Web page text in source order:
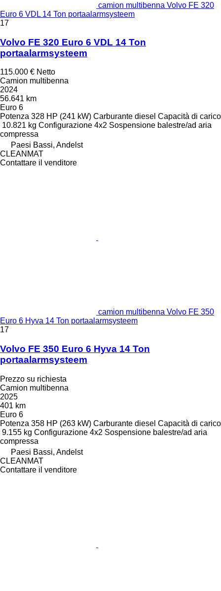
camion multibenna Volvo FE 320
Euro 6 VDL 14 Ton portaalarmsysteem
17
Volvo FE 320 Euro 6 VDL 14 Ton
portaalarmsysteem
115.000 € Netto
Camion multibenna
2024
56.641 km
Euro 6
Potenza 328 HP (241 kW) Carburante diesel Capacità di carico
10.821 kg Configurazione 4x2 Sospensione balestre/ad aria
compressa
Paesi Bassi, Andelst
CLEANMAT
Contattare il venditore
camion multibenna Volvo FE 350
Euro 6 Hyva 14 Ton portaalarmsysteem
17
Volvo FE 350 Euro 6 Hyva 14 Ton
portaalarmsysteem
Prezzo su richiesta
Camion multibenna
2025
401 km
Euro 6
Potenza 358 HP (263 kW) Carburante diesel Capacità di carico
9.155 kg Configurazione 4x2 Sospensione balestre/ad aria
compressa
Paesi Bassi, Andelst
CLEANMAT
Contattare il venditore